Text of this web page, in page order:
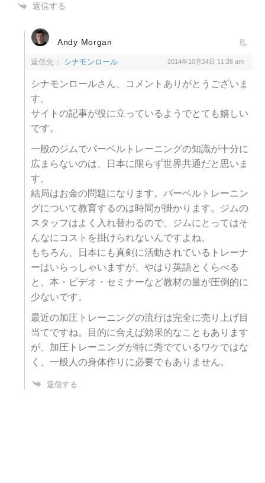
返信する
Andy Morgan
返信先： シナモンロール 2014年10月24日 11:26 am
シナモンロールさん、コメントありがとうございま
す。
サイトの記事が役に立っているようでとても嬉しい
です。
一般のジムでバーベルトレーニングの知識が十分に
広まらないのは、日本に限らず世界共通だと思いま
す。
結局はお金の問題になります。バーベルトレーニン
グについて教育するのは時間が掛かります。ジムの
スタッフはよく入れ替わるので、ジムにとってはそ
んなにコストを掛けられないんですよね。
もちろん、日本にも真剣に活動されているトレーナ
ーはいらっしゃいますが、やはり英語とくらべる
と、本・ビデオ・セミナーなど教材の量が圧倒的に
少ないです。
最近の加圧トレーニングの流行は完全に売り上げ目
当てですね。目的に合えば効果的なこともあります
が、加圧トレーニングが特に秀でているワケではな
く、一般人の身体作りに必要でもありません。
返信する